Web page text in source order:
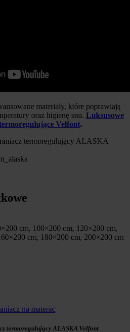
materiały, które poprawiają
oraz higienę snu. Luksusowe
Velfont.
termoregulujący ALASKA
cm, 100×200 cm, 120×200 cm,
cm, 180×200 cm, 200×200 cm
na materac
termoregulujący ALASKA Velfont